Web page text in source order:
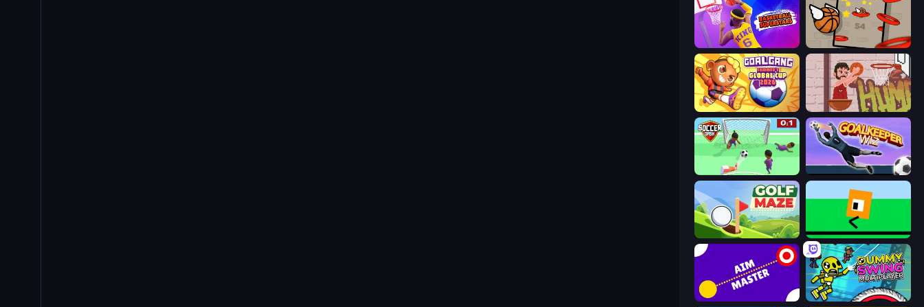
Basketball Superstars Flappy Dunk
Goal Gang Basket Slam Dunk 2
Soccer Dash Goalkeeper Wiz
Golf Maze Oh, flip!
Aim Master Crazy Dummy Swing Multiplayer